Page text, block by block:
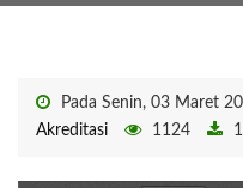
Pada Senin, 03 Maret
Akreditasi
1124